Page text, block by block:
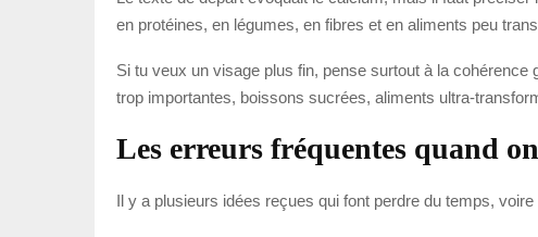
en protéines, en légumes, en fibres et en aliments peu
Si tu veux un visage plus fin, pense surtout à la
trop importantes, boissons sucrées, aliments ultra-
Les erreurs fréquentes quand
Il y a plusieurs idées reçues qui font perdre du temps,